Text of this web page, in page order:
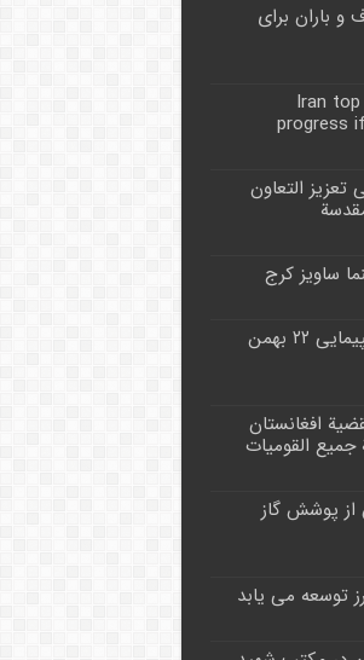
و باران برای
Iran
progress
تعزيز التعاون
ساویز کرج
راهپیمایی پرشور مردم در راهپیمایی ۲۲ بهمن
افغانستان
القوميات
از پوشش گاز
توسعه می یابد